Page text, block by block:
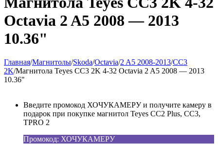
Octavia 2 A5 2008 — 2013
10.36"
Главная/Магнитолы/Skoda/Octavia/2 A5 2008-2013/CC3
2K/Магнитола Teyes CC3 2K 4-32 Octavia 2 A5 2008 — 2013
10.36"
Введите промокод ХОЧУКАМЕРУ и получите камеру в
подарок при покупке магнитол Teyes CC2 Plus, CC3,
TPRO 2
Промокод: ХОЧУКАМЕРУ